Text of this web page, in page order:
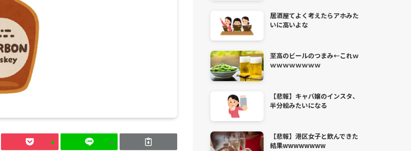
居酒屋てよく考えたらアホみた
いに高いよな
至高のビールのつまみ←これｗ
ｗｗｗｗｗｗｗｗ
【悲報】キャバ嬢のインスタ、
半分絵みたいになる
【悲報】港区女子と飲んできた
結果wwwwwwww